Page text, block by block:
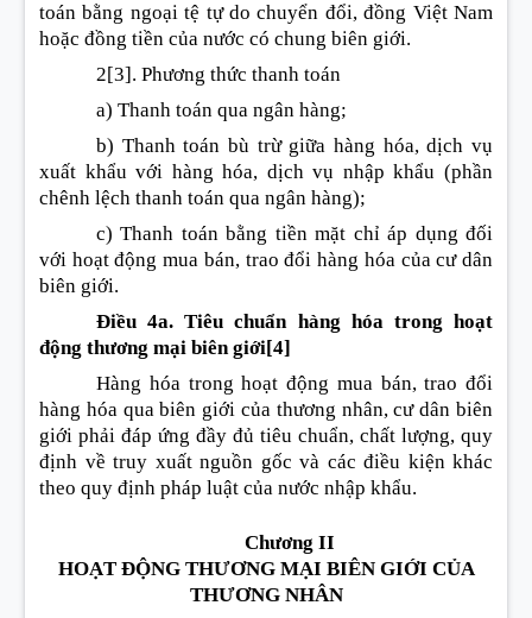
toán bằng ngoại tệ tự do chuyển đổi, đồng Việt Nam
hoặc đồng tiền của nước có chung biên giới.
2[3]. Phương thức thanh toán
a) Thanh toán qua ngân hàng;
b) Thanh toán bù trừ giữa hàng hóa, dịch vụ
xuất khẩu với hàng hóa, dịch vụ nhập khẩu (phần
chênh lệch thanh toán qua ngân hàng);
c) Thanh toán bằng tiền mặt chỉ áp dụng đối
với hoạt động mua bán, trao đổi hàng hóa của cư dân
biên giới.
Điều 4a. Tiêu chuẩn hàng hóa trong hoạt
động thương mại biên giới[4]
Hàng hóa trong hoạt động mua bán, trao đổi
hàng hóa qua biên giới của thương nhân, cư dân biên
giới phải đáp ứng đầy đủ tiêu chuẩn, chất lượng, quy
định về truy xuất nguồn gốc và các điều kiện khác
theo quy định pháp luật của nước nhập khẩu.
Chương II
HOẠT ĐỘNG THƯƠNG MẠI BIÊN GIỚI CỦA
THƯƠNG NHÂN